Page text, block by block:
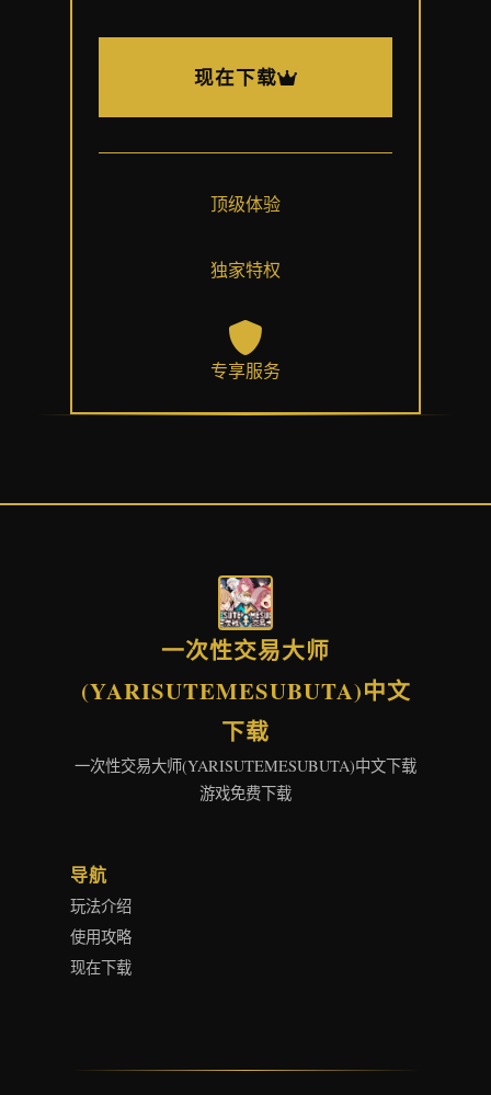
现在下载
顶级体验
独家特权
专享服务
一次性交易大师
(YARISUTEMESUBUTA)中文
下载
一次性交易大师(YARISUTEMESUBUTA)中文下载
游戏免费下载
导航
玩法介绍
使用攻略
现在下载